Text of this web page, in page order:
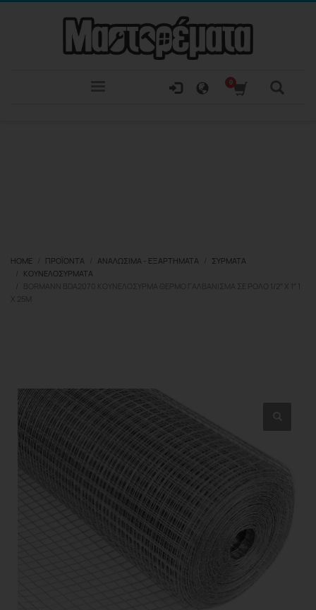
HOME ΠΡΟΪΌΝΤΑ ΑΝΑΛΏΣΙΜΑ - ΕΞΑΡΤΉΜΑΤΑ
ΣΎΡΜΑΤΑ
ΚΟΥΝΕΛΌΣΥΡΜΑΤΑ
BORMANN BDA2070 ΚΟΥΝΕΛΌΣΥΡΜΑ ΘΕΡΜΌ ΓΑΛΒΆΝΙΣΜΑ ΣΕ ΡΟΛΌ 1/2″ X 1″ 1
X 25M